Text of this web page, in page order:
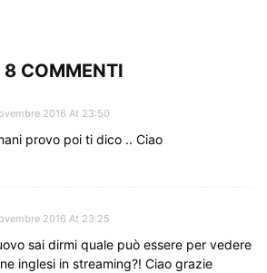
8 COMMENTI
2016 At 23:50
provo poi ti dico .. Ciao
2016 At 23:25
sai dirmi quale può essere per vedere
inglesi in streaming?! Ciao grazie